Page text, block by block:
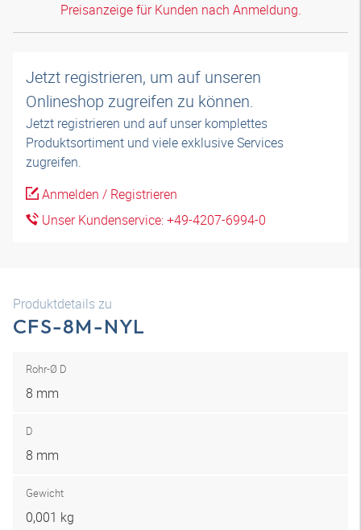
Preisanzeige für Kunden nach Anmeldung.
Jetzt registrieren, um auf unseren
Onlineshop zugreifen zu können.
Jetzt registrieren und auf unser komplettes
Produktsortiment und viele exklusive Services
zugreifen.
Anmelden / Registrieren
Unser Kundenservice: +49-4207-6994-0
Produktdetails zu
CFS-8M-NYL
Rohr-Ø D
8 mm
D
8 mm
Gewicht
0,001 kg